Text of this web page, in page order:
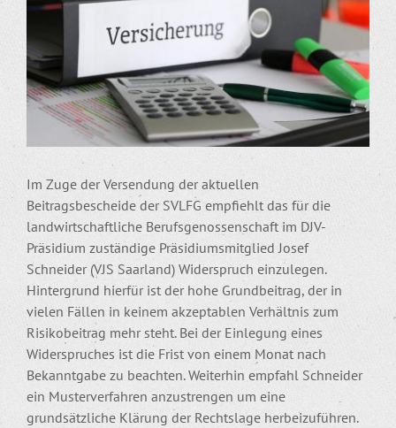
Im Zuge der Versendung der aktuellen
Beitragsbescheide der SVLFG empfiehlt das für die
landwirtschaftliche Berufsgenossenschaft im DJV-
Präsidium zuständige Präsidiumsmitglied Josef
Schneider (VJS Saarland) Widerspruch einzulegen.
Hintergrund hierfür ist der hohe Grundbeitrag, der in
vielen Fällen in keinem akzeptablen Verhältnis zum
Risikobeitrag mehr steht. Bei der Einlegung eines
Widerspruches ist die Frist von einem Monat nach
Bekanntgabe zu beachten. Weiterhin empfahl Schneider
ein Musterverfahren anzustrengen um eine
grundsätzliche Klärung der Rechtslage herbeizuführen.